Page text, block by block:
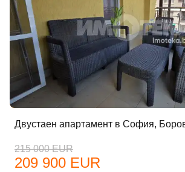
Двустаен апартамент в София,
215 000 EUR
209 900 EUR